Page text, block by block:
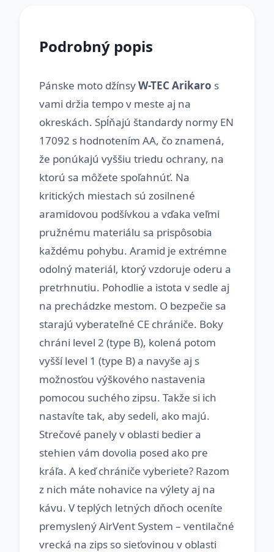
Podrobný popis
Pánske moto džínsyW-TEC Arikaro s
vami držia tempo v meste aj na
okreskách. Spĺňajú štandardy normy EN
17092 s hodnotením AA, čo znamená,
že ponúkajú vyššiu triedu ochrany, na
ktorú sa môžete spoľahnúť. Na
kritických miestach sú zosilnené
aramidovou podšívkou a vďaka veľmi
pružnému materiálu sa prispôsobia
každému pohybu. Aramid je extrémne
odolný materiál, ktorý vzdoruje oderu a
pretrhnutiu. Pohodlie a istota v sedle aj
na prechádzke mestom. O bezpečie sa
starajú vyberateľné CE chrániče. Boky
chráni level 2 (type B), kolená potom
vyšší level 1 (type B) a navyše aj s
možnosťou výškového nastavenia
pomocou suchého zipsu. Takže si ich
nastavíte tak, aby sedeli, ako majú.
Strečové panely v oblasti bedier a
stehien vám dovolia posed ako pre
kráľa. A keď chrániče vyberiete? Razom
z nich máte nohavice na výlety aj na
kávu. V teplých letných dňoch oceníte
premyslený AirVent System – ventilačné
vrecká na zips so sieťovinou v oblasti